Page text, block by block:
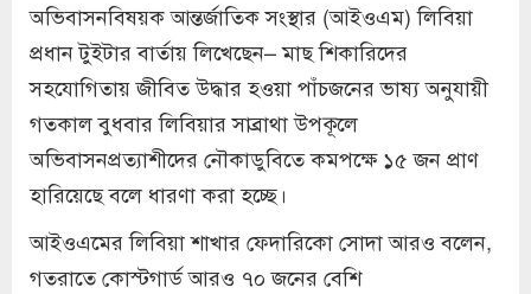
অভিবাসনবিষয়ক আন্তর্জাতিক সংস্থার (আইওএম) লিবিয়া
প্রধান টুইটার বার্তায় লিখেছেন– মাছ শিকারিদের
সহযোগিতায় জীবিত উদ্ধার হওয়া পাঁচজনের ভাষ্য অনুযায়ী
গতকাল বুধবার লিবিয়ার সাব্রাথা উপকূলে
অভিবাসনপ্রত্যাশীদের নৌকাডুবিতে কমপক্ষে ১৫ জন প্রাণ
হারিয়েছে বলে ধারণা করা হচ্ছে।
আইওএমের লিবিয়া শাখার ফেদারিকো সোদা আরও বলেন,
গতরাতে কোস্টগার্ড আরও ৭০ জনের বেশি